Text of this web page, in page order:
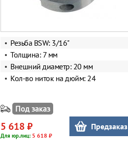
Резьба BSW: 3/16"
Толщина: 7 мм
Внешний диаметр: 20 мм
Кол-во ниток на дюйм: 24
Под заказ
5 618 ₽
Для юр.лиц: 5 618 ₽
Предзаказ